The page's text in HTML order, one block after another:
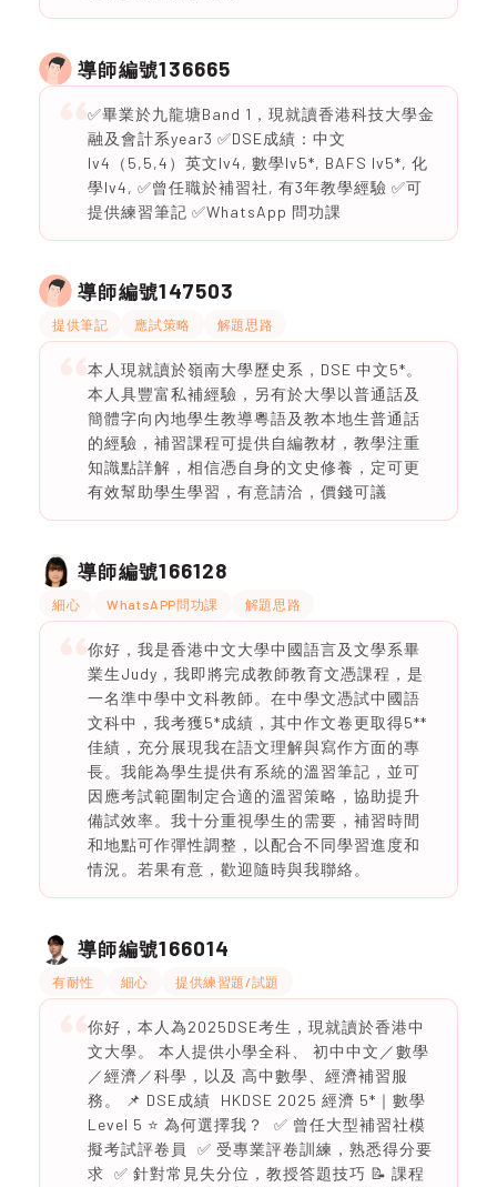
導師編號136665
✅畢業於九龍塘Band 1，現就讀香港科技大學金
融及會計系year3 ✅DSE成績：中文
lv4（5,5,4）英文lv4, 數學lv5*, BAFS lv5*, 化
學lv4, ✅曾任職於補習社, 有3年教學經驗 ✅可
提供練習筆記 ✅WhatsApp 問功課
導師編號147503
提供筆記 應試策略 解題思路
本人現就讀於嶺南大學歷史系，DSE 中文5*。
本人具豐富私補經驗，另有於大學以普通話及
簡體字向內地學生教導粵語及教本地生普通話
的經驗，補習課程可提供自編教材，教學注重
知識點詳解，相信憑自身的文史修養，定可更
有效幫助學生學習，有意請洽，價錢可議
導師編號166128
細心 WhatsAPP問功課 解題思路
你好，我是香港中文大學中國語言及文學系畢
業生Judy，我即將完成教師教育文憑課程，是
一名準中學中文科教師。在中學文憑試中國語
文科中，我考獲5*成績，其中作文卷更取得5**
佳績，充分展現我在語文理解與寫作方面的專
長。我能為學生提供有系統的溫習筆記，並可
因應考試範圍制定合適的溫習策略，協助提升
備試效率。我十分重視學生的需要，補習時間
和地點可作彈性調整，以配合不同學習進度和
情況。若果有意，歡迎隨時與我聯絡。
導師編號166014
有耐性 細心 提供練習題/試題
你好，本人為2025DSE考生，現就讀於香港中
文大學。 本人提供小學全科、 初中中文／數學
／經濟／科學，以及 高中數學、經濟補習服
務。 📌 DSE成績 HKDSE 2025 經濟 5*｜數學
Level 5 ⭐ 為何選擇我？ ✅ 曾任大型補習社模
擬考試評卷員 ✅ 受專業評卷訓練，熟悉得分要
求 ✅ 針對常見失分位，教授答題技巧 📝 課程